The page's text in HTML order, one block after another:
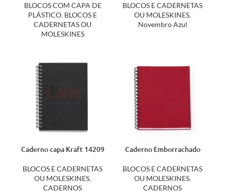
BLOCOS COM CAPA DE
PLÁSTICO, BLOCOS E
CADERNETAS OU
MOLESKINES
BLOCOS E CADERNETAS
OU MOLESKINES,
Novembro Azul
Caderno capa Kraft 14209
BLOCOS E CADERNETAS
OU MOLESKINES,
CADERNOS
Caderno Emborrachado
BLOCOS E CADERNETAS
OU MOLESKINES,
CADERNOS